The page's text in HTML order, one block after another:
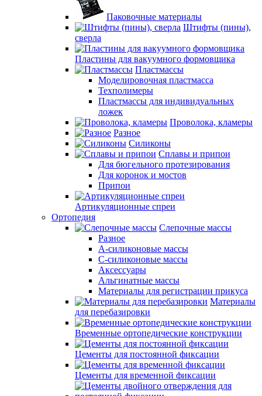
Паковочные материалы
Штифты (пины),
сверла
Пластины для вакуумного формовщика
Пластмассы
Моделировочная пластмасса
Техполимеры
Пластмассы для индивидуальных
ложек
Проволока, кламеры
Разное
Силиконы
Сплавы и припои
Для бюгельного протезирования
Для коронок и мостов
Припои
Артикуляционные спреи
Ортопедия
Слепочные массы
Разное
А-силиконовые массы
С-силиконовые массы
Аксессуары
Альгинатные массы
Материалы для регистрации прикуса
Материалы
для перебазировки
Временные ортопедические конструкции
Цементы для постоянной фиксации
Цементы для временной фиксации